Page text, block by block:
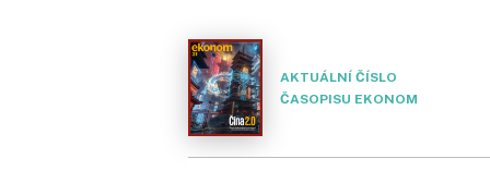
AKTUÁLNÍ ČÍSLO
ČASOPISU EKONOM